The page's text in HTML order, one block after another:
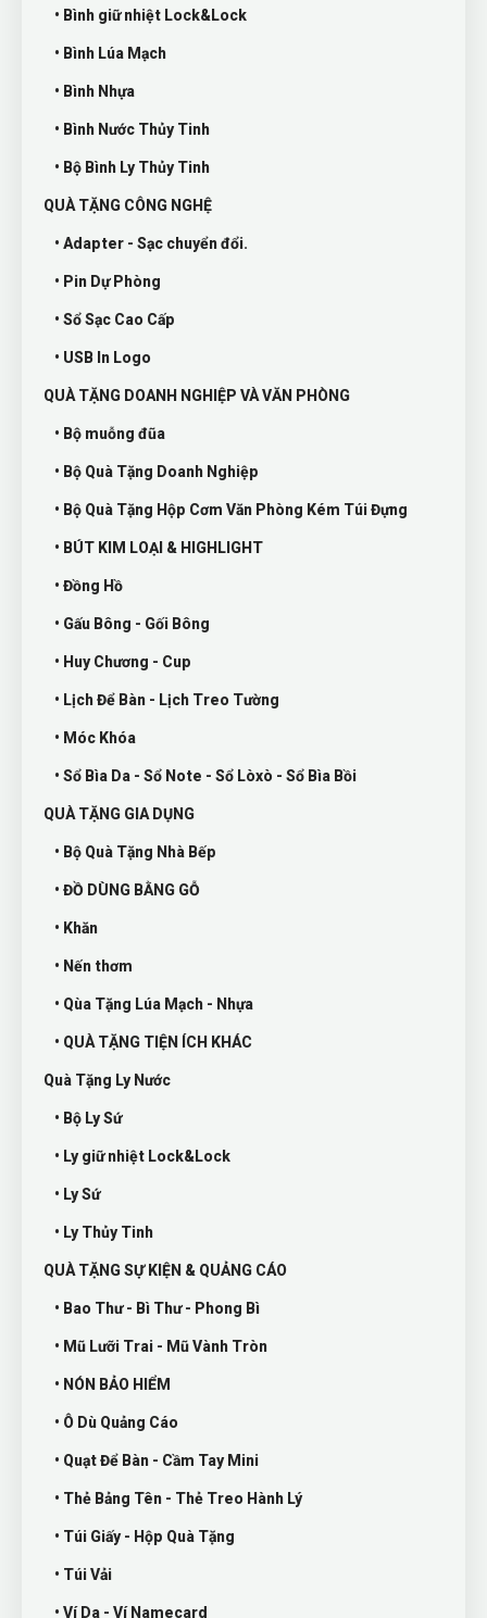
• Bình giữ nhiệt Lock&Lock
• Bình Lúa Mạch
• Bình Nhựa
• Bình Nước Thủy Tinh
• Bộ Bình Ly Thủy Tinh
QUÀ TẶNG CÔNG NGHỆ
• Adapter - Sạc chuyển đổi.
• Pin Dự Phòng
• Sổ Sạc Cao Cấp
• USB In Logo
QUÀ TẶNG DOANH NGHIỆP VÀ VĂN PHÒNG
• Bộ muỗng đũa
• Bộ Quà Tặng Doanh Nghiệp
• Bộ Quà Tặng Hộp Cơm Văn Phòng Kém Túi Đựng
• BÚT KIM LOẠI & HIGHLIGHT
• Đồng Hồ
• Gấu Bông - Gối Bông
• Huy Chương - Cup
• Lịch Để Bàn - Lịch Treo Tường
• Móc Khóa
• Sổ Bìa Da - Sổ Note - Sổ Lòxò - Sổ Bìa Bồi
QUÀ TẶNG GIA DỤNG
• Bộ Quà Tặng Nhà Bếp
• ĐỒ DÙNG BẰNG GỖ
• Khăn
• Nến thơm
• Qùa Tặng Lúa Mạch - Nhựa
• QUÀ TẶNG TIỆN ÍCH KHÁC
Quà Tặng Ly Nước
• Bộ Ly Sứ
• Ly giữ nhiệt Lock&Lock
• Ly Sứ
• Ly Thủy Tinh
QUÀ TẶNG SỰ KIỆN & QUẢNG CÁO
• Bao Thư - Bì Thư - Phong Bì
• Mũ Lưỡi Trai - Mũ Vành Tròn
• NÓN BẢO HIỂM
• Ô Dù Quảng Cáo
• Quạt Để Bàn - Cầm Tay Mini
• Thẻ Bảng Tên - Thẻ Treo Hành Lý
• Túi Giấy - Hộp Quà Tặng
• Túi Vải
• Ví Da - Ví Namecard